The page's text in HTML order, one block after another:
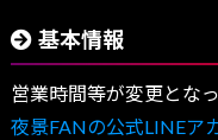
基本情報
営業時間等が変更とな
夜景FANの公式LINEア